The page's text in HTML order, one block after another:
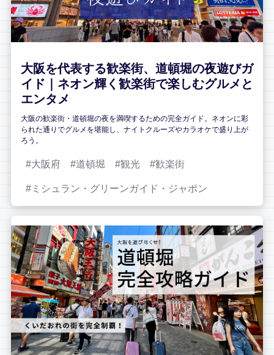
大阪を代表する歓楽街、道頓堀の夜遊びガ
イド｜ネオン輝く歓楽街で楽しむグルメと
エンタメ
大阪の歓楽街・道頓堀の夜を満喫するための完全ガイド。ネオンに彩
られた通りでグルメを堪能し、ナイトクルーズやカラオケで盛り上が
ろう。
大阪府 道頓堀 観光 歓楽街
ミシュラン・グリーンガイド・ジャポン